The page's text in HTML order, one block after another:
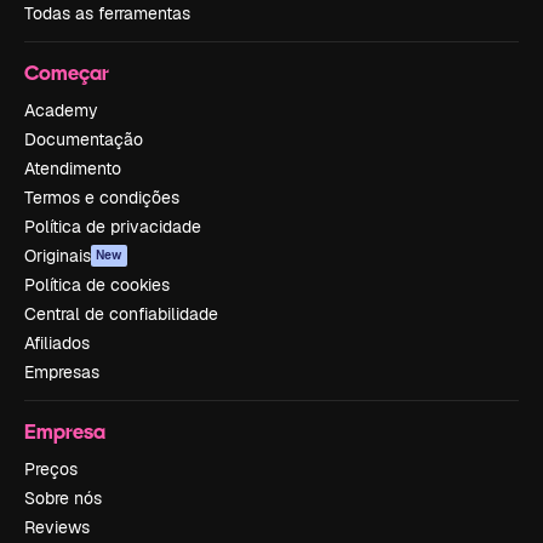
Todas as ferramentas
Começar
Academy
Documentação
Atendimento
Termos e condições
Política de privacidade
Originais New
Política de cookies
Central de confiabilidade
Afiliados
Empresas
Empresa
Preços
Sobre nós
Reviews